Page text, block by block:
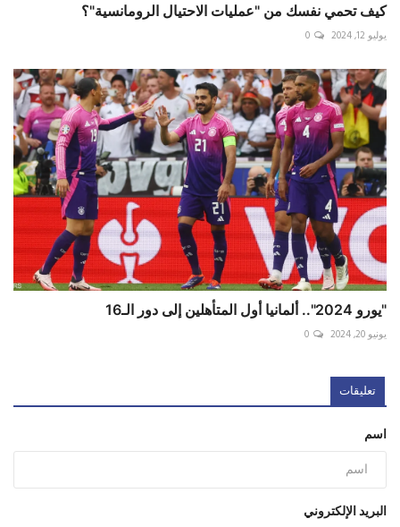
كيف تحمي نفسك من "عمليات الاحتيال الرومانسية"؟
يوليو 12, 2024 0
"يورو 2024".. ألمانيا أول المتأهلين إلى دور الـ16
يونيو 20, 2024 0
تعليقات
اسم
البريد الإلكتروني